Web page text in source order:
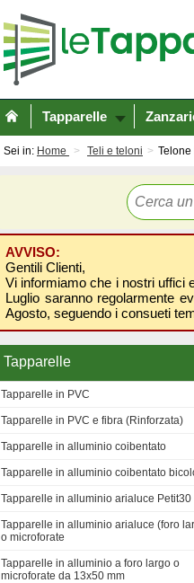
Tapparelle
Sei in: Home Teli e teloni Telone
AVVISO:
Gentili Clienti,
Vi informiamo che i nostri uffici
Luglio saranno regolarmente
Agosto, seguendo i consueti
Tapparelle
Tapparelle in PVC
Tapparelle in PVC e fibra (Rinforzata)
Tapparelle in alluminio coibentato
Tapparelle in alluminio coibentato
Tapparelle in alluminio arialuce Petit30
Tapparelle in alluminio arialuce (foro
o microforate
Tapparelle in alluminio a foro largo o
microforate da 13x50 mm